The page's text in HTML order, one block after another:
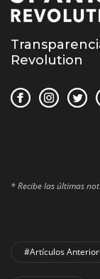
Revolution
* Recibe las últimas
#Artículos